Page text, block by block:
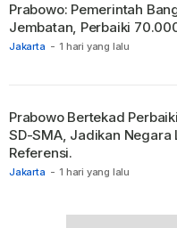
Jakarta - 1 hari yang lalu
Prabowo: Pemerintah
Jembatan, Perbaiki
Jakarta - 1 hari yang lalu
Prabowo Bertekad
SD-SMA, Jadikan Negara
Referensi.